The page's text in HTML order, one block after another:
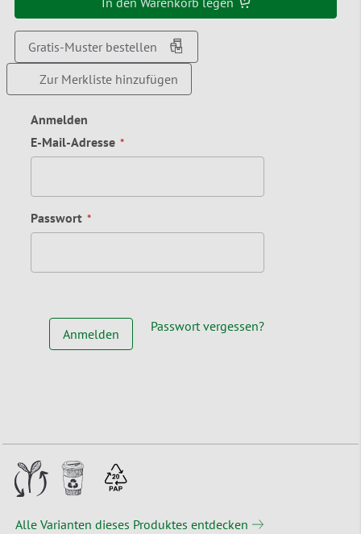
Gratis-Muster bestellen
Zur Merkliste hinzufügen
Anmelden
E-Mail-Adresse
Passwort
Anmelden Passwort vergessen?
Alle Varianten dieses Produktes entdecken